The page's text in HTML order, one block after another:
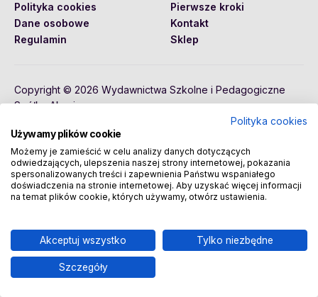
Polityka cookies
Dane osobowe
Regulamin
Pierwsze kroki
Kontakt
Sklep
Copyright © 2026 Wydawnictwa Szkolne i Pedagogiczne
Spółka Akcyjna
Polityka cookies
Używamy plików cookie
Możemy je zamieścić w celu analizy danych dotyczących
odwiedzających, ulepszenia naszej strony internetowej, pokazania
spersonalizowanych treści i zapewnienia Państwu wspaniałego
doświadczenia na stronie internetowej. Aby uzyskać więcej informacji
na temat plików cookie, których używamy, otwórz ustawienia.
Akceptuj wszystko Tylko niezbędne
Szczegóły